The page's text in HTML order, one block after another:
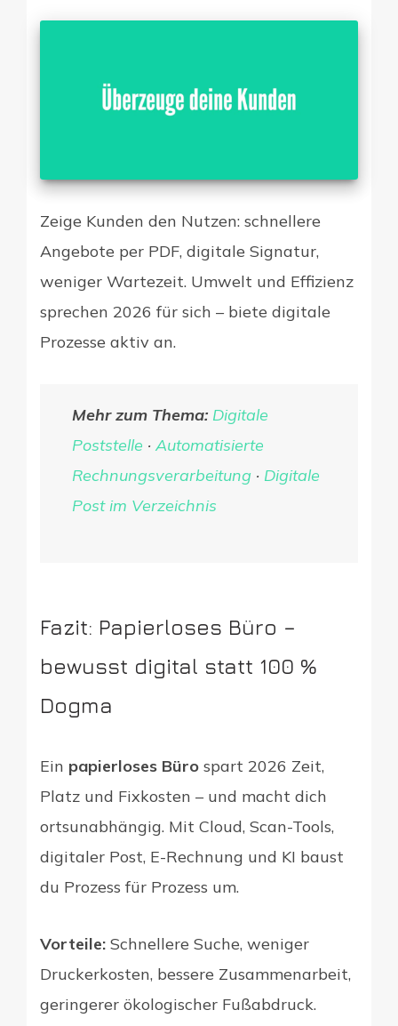
Zeige Kunden den Nutzen: schnellere
Angebote per PDF, digitale Signatur,
weniger Wartezeit. Umwelt und Effizienz
sprechen 2026 für sich – biete digitale
Prozesse aktiv an.
Mehr zum Thema: Digitale
Poststelle · Automatisierte
Rechnungsverarbeitung· Digitale
Post im Verzeichnis
Fazit: Papierloses Büro –
bewusst digital statt 100 %
Dogma
Ein papierloses Büro spart 2026 Zeit,
Platz und Fixkosten – und macht dich
ortsunabhängig. Mit Cloud, Scan-Tools,
digitaler Post, E-Rechnung und KI baust
du Prozess für Prozess um.
Vorteile: Schnellere Suche, weniger
Druckerkosten, bessere Zusammenarbeit,
geringerer ökologischer Fußabdruck.